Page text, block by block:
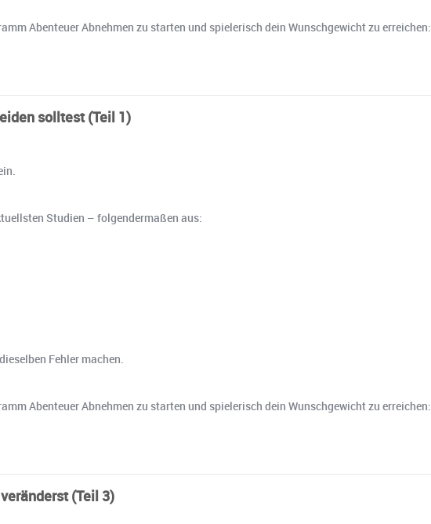
Abenteuer Abnehmen zu starten und spielerisch dein Wunschgewicht zu erreichen:
solltest (Teil 1)
Studien – folgendermaßen aus:
Fehler machen.
Abenteuer Abnehmen zu starten und spielerisch dein Wunschgewicht zu erreichen:
(Teil 3)